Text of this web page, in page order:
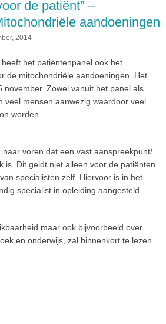
de patiënt” –
aandoeningen
2014
het patiëntenpanel ook het
de mitochondriële aandoeningen. Het
november. Zowel vanuit het panel als
veel mensen aanwezig waardoor veel
worden.
voren dat een vast aanspreekpunt/
is. Dit geldt niet alleen voor de patiënten
specialisten zelf. Hiervoor is in het
specialist in opleiding aangesteld.
maar ook bijvoorbeeld over
en onderwijs, zal binnenkort te lezen